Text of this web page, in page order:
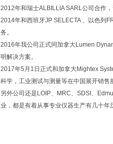
2012年和瑞士ALBILLIA SARL公司合作
2014年和西班牙JP SELECTA 、以色列
务。
2016年我公司正式同加拿大Lumen
明解决方案。
2017年5月1日正式和加拿大Mightex
科学，工业测试与测量等在中国展开销售
另外公司还是LOIP、MRC、SDSI、
业，都是有着从事专业仪器生产有几十